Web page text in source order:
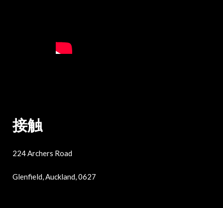
接触
224 Archers Road
Glenfield, Auckland, 0627